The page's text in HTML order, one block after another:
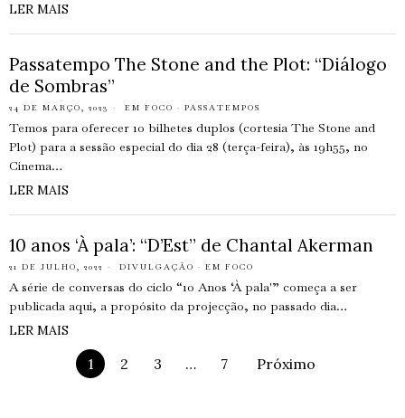
LER MAIS
Passatempo The Stone and the Plot: “Diálogo
de Sombras”
24 DE MARÇO, 2023 EM FOCO · PASSATEMPOS
Temos para oferecer 10 bilhetes duplos (cortesia The Stone and
Plot) para a sessão especial do dia 28 (terça-feira), às 19h55, no
Cinema…
LER MAIS
10 anos ‘À pala’: “D’Est” de Chantal Akerman
21 DE JULHO, 2022 DIVULGAÇÃO · EM FOCO
A série de conversas do ciclo “10 Anos ‘À pala'” começa a ser
publicada aqui, a propósito da projecção, no passado dia…
LER MAIS
1 2 3 … 7 Próximo